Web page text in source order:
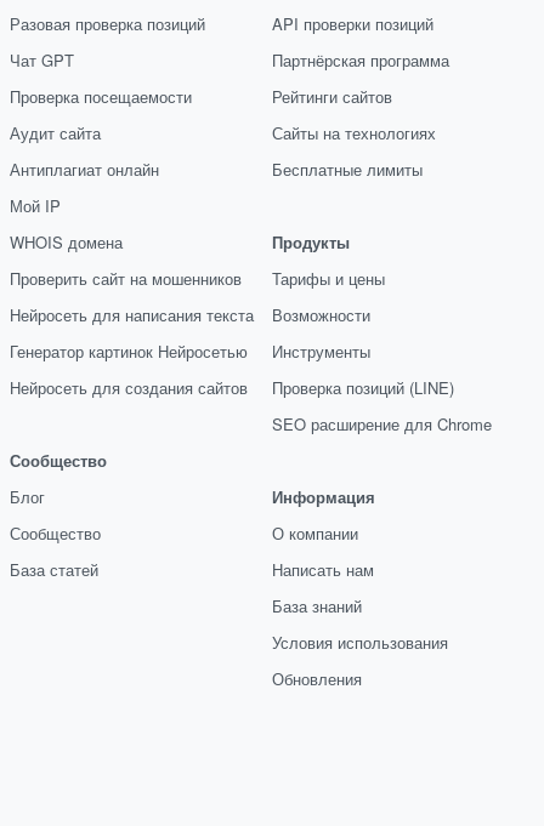
Разовая проверка позиций
Чат GPT
Проверка посещаемости
Аудит сайта
Антиплагиат онлайн
Мой IP
WHOIS домена
Проверить сайт на мошенников
Нейросеть для написания текста
Генератор картинок Нейросетью
Нейросеть для создания сайтов
Сообщество
Блог
Сообщество
База статей
API проверки позиций
Партнёрская программа
Рейтинги сайтов
Сайты на технологиях
Бесплатные лимиты
Продукты
Тарифы и цены
Возможности
Инструменты
Проверка позиций (LINE)
SEO расширение для Chrome
Информация
О компании
Написать нам
База знаний
Условия использования
Обновления